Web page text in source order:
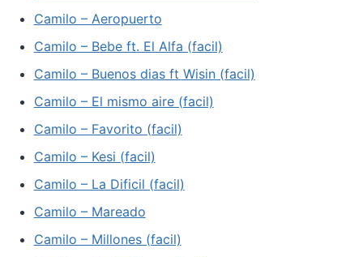
Camilo – Aeropuerto
Camilo – Bebe ft. El Alfa (facil)
Camilo – Buenos dias ft Wisin (facil)
Camilo – El mismo aire (facil)
Camilo – Favorito (facil)
Camilo – Kesi (facil)
Camilo – La Dificil (facil)
Camilo – Mareado
Camilo – Millones (facil)